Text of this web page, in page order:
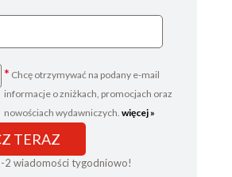
* Chcę otrzymywać na podany e-mail
informacje o zniżkach, promocjach oraz
nowościach wydawniczych. więcej »
TERAZ
2 wiadomości tygodniowo!